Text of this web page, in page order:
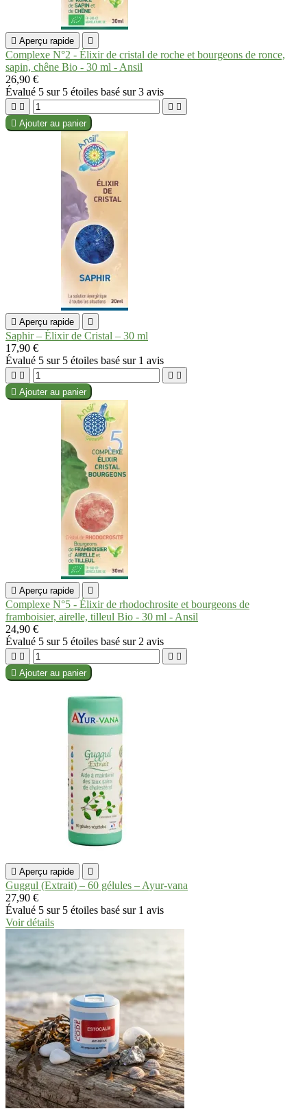
 Aperçu rapide 
Complexe N°2 - Élixir de cristal de roche et bourgeons de ronce,
sapin, chêne Bio - 30 ml - Ansil
26,90 €
Évalué 5 sur 5 étoiles basé sur3 avis
   
 Ajouter au panier
 Aperçu rapide 
Saphir – Élixir de Cristal – 30 ml
17,90 €
Évalué 5 sur 5 étoiles basé sur 1 avis
   
 Ajouter au panier
 Aperçu rapide 
Complexe N°5 - Élixir de rhodochrosite et bourgeons de
framboisier, airelle, tilleul Bio - 30 ml - Ansil
24,90 €
Évalué 5 sur 5 étoiles basé sur2 avis
   
 Ajouter au panier
 Aperçu rapide 
Guggul (Extrait) – 60 gélules – Ayur-vana
27,90 €
Évalué 5 sur 5 étoiles basé sur 1 avis
Voir détails